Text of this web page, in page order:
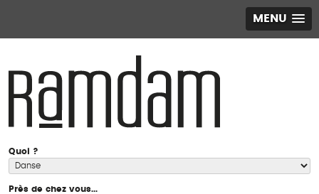
MENU
Quoi ?
Près de chez vous...